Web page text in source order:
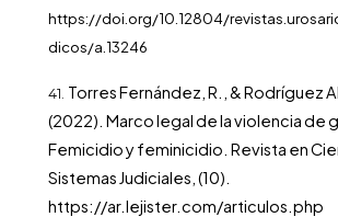
https://doi.org/10.12804/
dicos/a.13246
Torres Fernández, R., & Rodríguez
(2022). Marco legal de la violencia de
Femicidio y feminicidio. Revista en
Sistemas Judiciales, (10).
https://ar.lejister.com/articulos.php